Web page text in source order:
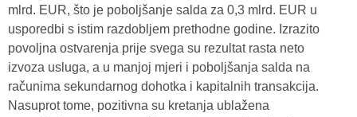
mlrd. EUR, što je poboljšanje salda za 0,3 mlrd. EUR u
usporedbi s istim razdobljem prethodne godine. Izrazito
povoljna ostvarenja prije svega su rezultat rasta neto
izvoza usluga, a u manjoj mjeri i poboljšanja salda na
računima sekundarnog dohotka i kapitalnih transakcija.
Nasuprot tome, pozitivna su kretanja ublažena